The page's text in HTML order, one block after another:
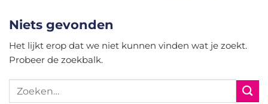
Niets gevonden
Het lijkt erop dat we niet kunnen vinden wat je zoekt.
Probeer de zoekbalk.